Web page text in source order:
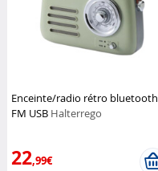
Enceinte/radio rétro bluetooth
FM USB Halterrego
22,99€